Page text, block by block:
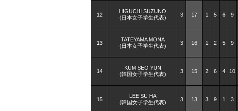
12
HIGUCHI SUZUNO
(日本女子学生代表)
3 17 1 5 6 9
13
TATEYAMA MONA
(日本女子学生代表)
3 16 1 2 5 9
14
KUM SEO YUN
(韓国女子学生代表)
3 15 2 6 4 10
15
LEE SU HA
(韓国女子学生代表)
3 13 3 9 1 3